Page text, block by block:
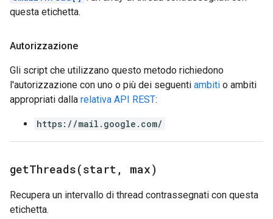
questa etichetta.
Autorizzazione
Gli script che utilizzano questo metodo richiedono
l'autorizzazione con uno o più dei seguenti ambiti o ambiti
appropriati dalla relativa API REST:
https://mail.google.com/
getThreads(start , max)
Recupera un intervallo di thread contrassegnati con questa
etichetta.